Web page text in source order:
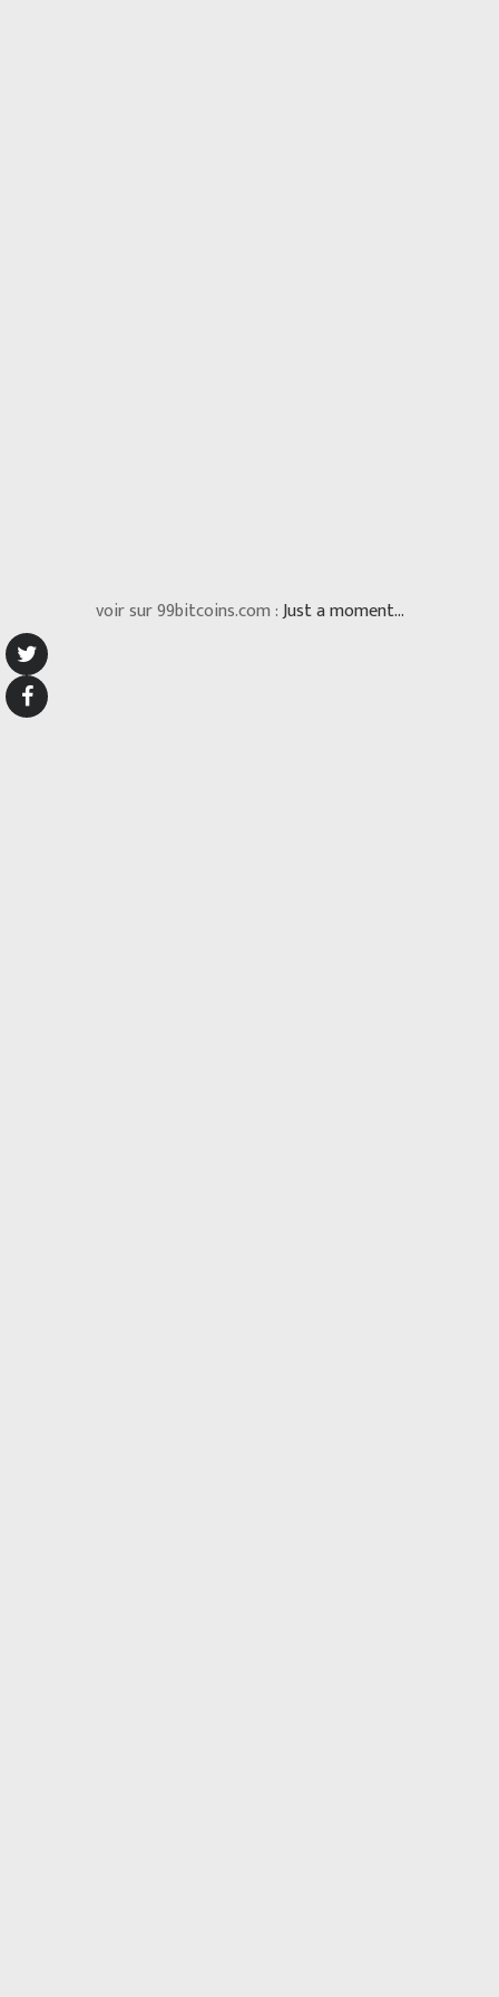
voir sur 99bitcoins.com :Just a moment...